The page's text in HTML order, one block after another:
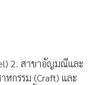
2. สาขาอัญมณีและ
หกรรม (Craft) และ